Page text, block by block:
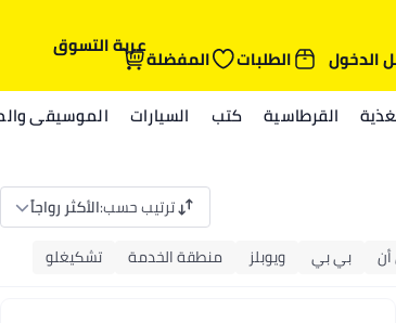
الدخول
الطلبات المفضلةعربة التسوق
القرطاسية كتب السيارات الموسيقى
ترتيب حسب:الأكثر رواجاً
بي بي ويوبلز منطقة الخدمة تشكيغلو